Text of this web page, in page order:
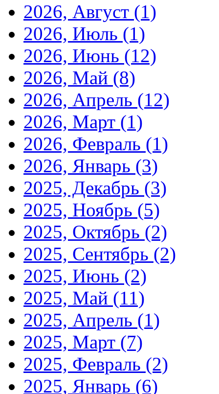
2026, Август (1)
2026, Июль (1)
2026, Июнь (12)
2026, Май (8)
2026, Апрель (12)
2026, Март (1)
2026, Февраль (1)
2026, Январь (3)
2025, Декабрь (3)
2025, Ноябрь (5)
2025, Октябрь (2)
2025, Сентябрь (2)
2025, Июнь (2)
2025, Май (11)
2025, Апрель (1)
2025, Март (7)
2025, Февраль (2)
2025, Январь (6)